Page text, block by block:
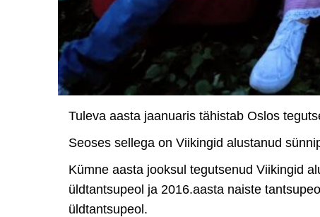
Tuleva aasta jaanuaris tähistab Oslos
Seoses sellega on Viikingid alustanud
Kümne aasta jooksul tegutsenud Viikingid
üldtantsupeol ja 2016.aasta naiste
üldtantsupeol.